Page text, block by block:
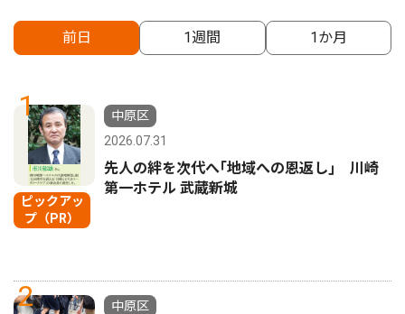
前日 1週間 1か月
1
ピックアッ
プ（PR）
中原区
2026.07.31
先人の絆を次代へ｢地域への恩返し｣ 川崎
第一ホテル 武蔵新城
2
中原区